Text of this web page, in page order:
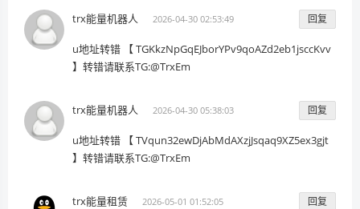
trx能量机器人 2026-04-30 02:53:49 回复
u地址转错 【 TGKkzNpGqEJborYPv9qoAZd2eb1jsccKvv
】转错请联系TG:@TrxEm
trx能量机器人 2026-04-30 05:38:03 回复
u地址转错 【 TVqun32ewDjAbMdAXzjJsqaq9XZ5ex3gjt
】转错请联系TG:@TrxEm
trx能量租赁 2026-05-01 01:52:05 回复